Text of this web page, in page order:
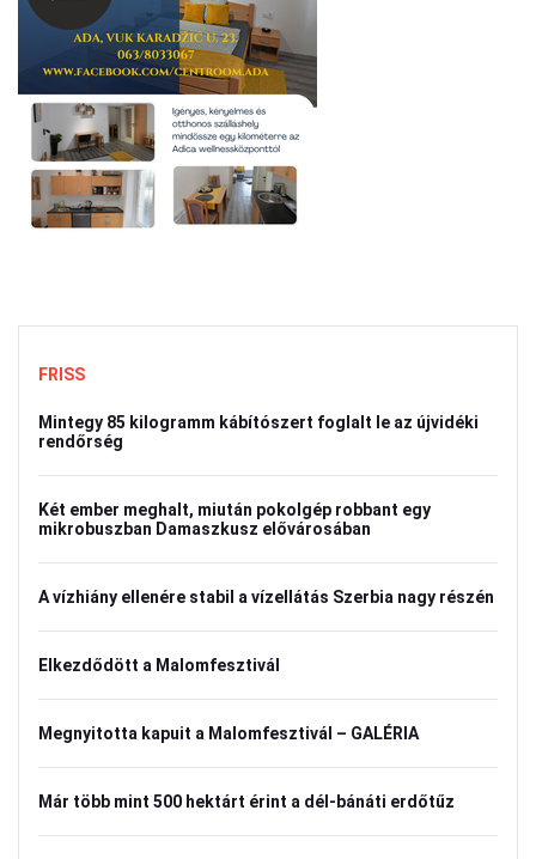
FRISS
Mintegy 85 kilogramm kábítószert foglalt le az újvidéki
rendőrség
Két ember meghalt, miután pokolgép robbant egy
mikrobuszban Damaszkusz elővárosában
A vízhiány ellenére stabil a vízellátás Szerbia nagy részén
Elkezdődött a Malomfesztivál
Megnyitotta kapuit a Malomfesztivál – GALÉRIA
Már több mint 500 hektárt érint a dél-bánáti erdőtűz